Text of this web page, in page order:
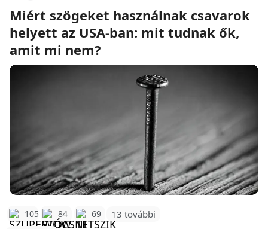
Miért szögeket használnak csavarok
helyett az USA-ban: mit tudnak ők,
amit mi nem?
105 84 69 13 további